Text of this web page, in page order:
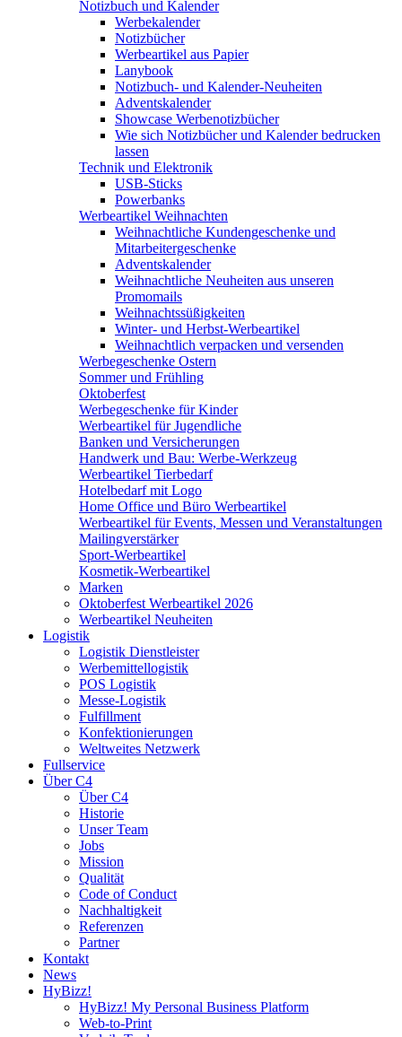
Notizbuch und Kalender
Werbekalender
Notizbücher
Werbeartikel aus Papier
Lanybook
Notizbuch- und Kalender-Neuheiten
Adventskalender
Showcase Werbenotizbücher
Wie sich Notizbücher und Kalender bedrucken
lassen
Technik und Elektronik
USB-Sticks
Powerbanks
Werbeartikel Weihnachten
Weihnachtliche Kundengeschenke und
Mitarbeitergeschenke
Adventskalender
Weihnachtliche Neuheiten aus unseren
Promomails
Weihnachtssüßigkeiten
Winter- und Herbst-Werbeartikel
Weihnachtlich verpacken und versenden
Werbegeschenke Ostern
Sommer und Frühling
Oktoberfest
Werbegeschenke für Kinder
Werbeartikel für Jugendliche
Banken und Versicherungen
Handwerk und Bau: Werbe-Werkzeug
Werbeartikel Tierbedarf
Hotelbedarf mit Logo
Home Office und Büro Werbeartikel
Werbeartikel für Events, Messen und Veranstaltungen
Mailingverstärker
Sport-Werbeartikel
Kosmetik-Werbeartikel
Marken
Oktoberfest Werbeartikel 2026
Werbeartikel Neuheiten
Logistik
Logistik Dienstleister
Werbemittellogistik
POS Logistik
Messe-Logistik
Fulfillment
Konfektionierungen
Weltweites Netzwerk
Fullservice
Über C4
Über C4
Historie
Unser Team
Jobs
Mission
Qualität
Code of Conduct
Nachhaltigkeit
Referenzen
Partner
Kontakt
News
HyBizz!
HyBizz! My Personal Business Platform
Web-to-Print